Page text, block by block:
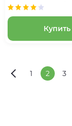
Купить
1 2 3